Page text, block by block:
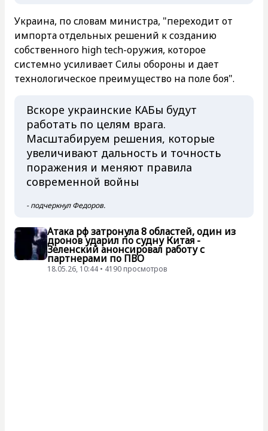
Украина, по словам министра, "переходит от
импорта отдельных решений к созданию
собственного high tech-оружия, которое
системно усиливает Силы обороны и дает
технологическое преимущество на поле боя".
Вскоре украинские КАБы будут
работать по целям врага.
Масштабируем решения, которые
увеличивают дальность и точность
поражения и меняют правила
современной войны
- подчеркнул Федоров.
Атака рф затронула 8 областей, один из
дронов ударил по судну Китая -
Зеленский анонсировал работу с
партнерами по ПВО
18.05.26, 10:44 • 4190 просмотров